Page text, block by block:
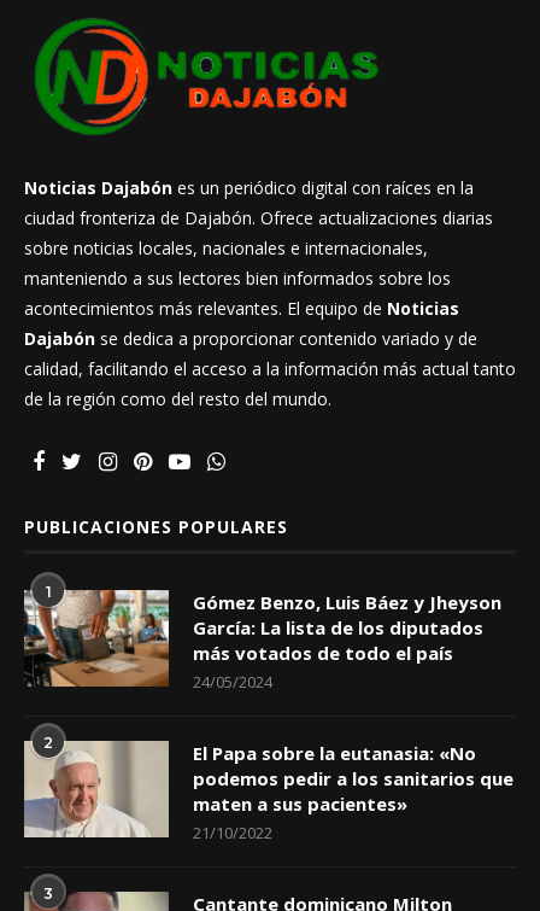
Noticias Dajabón es un periódico digital con raíces en la
ciudad fronteriza de Dajabón. Ofrece actualizaciones diarias
sobre noticias locales, nacionales e internacionales,
manteniendo a sus lectores bien informados sobre los
acontecimientos más relevantes. El equipo de Noticias
Dajabón se dedica a proporcionar contenido variado y de
calidad, facilitando el acceso a la información más actual tanto
de la región como del resto del mundo.
PUBLICACIONES POPULARES
1
Gómez Benzo, Luis Báez y Jheyson
García: La lista de los diputados
más votados de todo el país
24/05/2024
2
El Papa sobre la eutanasia: «No
podemos pedir a los sanitarios que
maten a sus pacientes»
21/10/2022
3
Cantante dominicano Milton